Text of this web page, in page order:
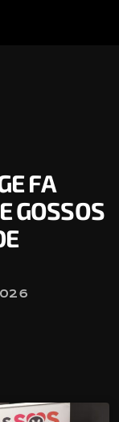
FA
GOSSOS